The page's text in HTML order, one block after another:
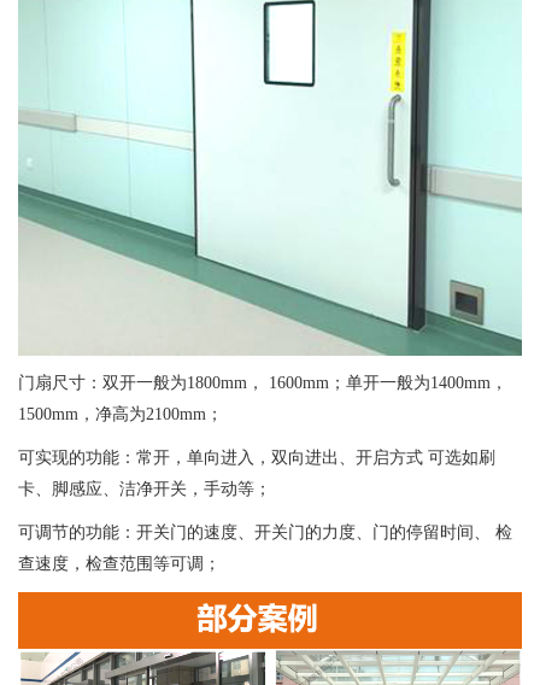
门扇尺寸：双开一般为1800mm， 1600mm；单开一般为1400mm，
1500mm，净高为2100mm；
可实现的功能：常开，单向进入，双向进出、开启方式 可选如刷
卡、脚感应、洁净开关，手动等；
可调节的功能：开关门的速度、开关门的力度、门的停留时间、 检
查速度，检查范围等可调；